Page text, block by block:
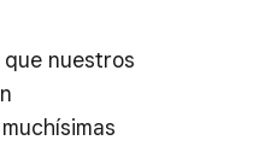
nuestros